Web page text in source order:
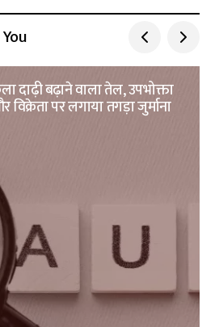
दाढ़ी बढ़ाने वाला तेल, उपभोक्ता
पर लगाया तगड़ा जुर्माना